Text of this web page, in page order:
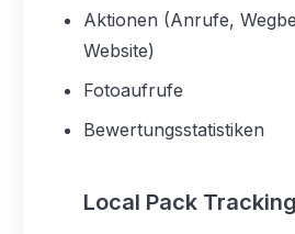
Aktionen (Anrufe,
Website)
Fotoaufrufe
Bewertungsstatistiken
Local Pack Tracking